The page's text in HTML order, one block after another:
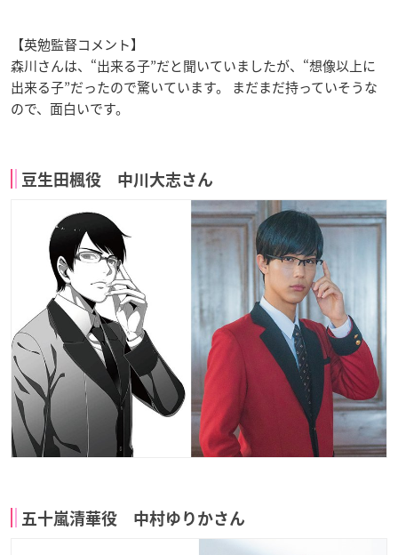
【英勉監督コメント】
森川さんは、“出来る子”だと聞いていましたが、“想像以上に
出来る子”だったので驚いています。 まだまだ持っていそうな
ので、面白いです。
豆生田楓役 中川大志さん
五十嵐清華役 中村ゆりかさん